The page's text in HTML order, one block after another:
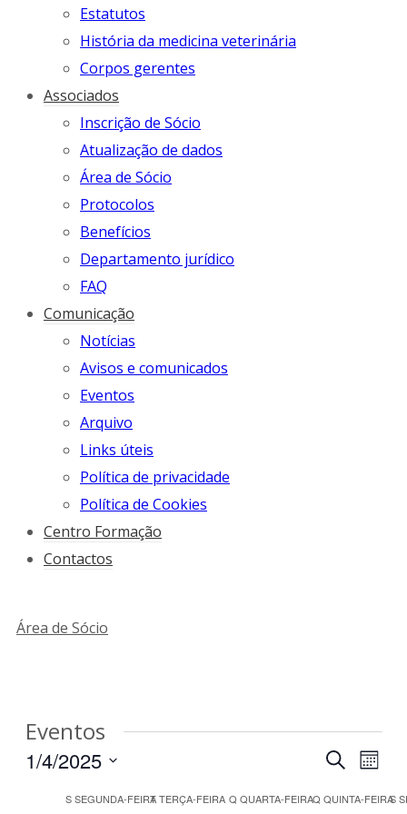
Estatutos
História da medicina veterinária
Corpos gerentes
Associados
Inscrição de Sócio
Atualização de dados
Área de Sócio
Protocolos
Benefícios
Departamento jurídico
FAQ
Comunicação
Notícias
Avisos e comunicados
Eventos
Arquivo
Links úteis
Política de privacidade
Política de Cookies
Centro Formação
Contactos
Área de Sócio
Eventos
Pesquisar
Mês
1/4/2025
Calendário
SSEGUNDA-FEIRATTERÇA-FEIRA QQUARTA-FEIRAQ QUINTA-FEIRAS